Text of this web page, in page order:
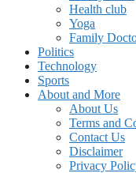
Health club
Yoga
Family
Politics
Technology
Sports
About and More
About Us
Terms and
Contact Us
Disclaimer
Privacy